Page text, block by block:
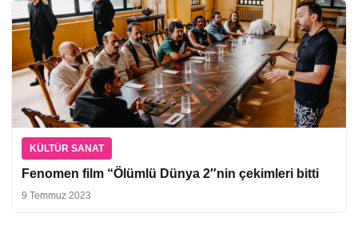
KÜLTÜR SANAT
Fenomen film “Ölümlü Dünya 2″nin çekimleri bitti
9 Temmuz 2023